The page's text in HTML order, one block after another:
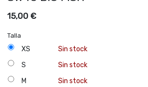
15,00 €
Talla
XS
Sin stock
S
Sin stock
M
Sin stock